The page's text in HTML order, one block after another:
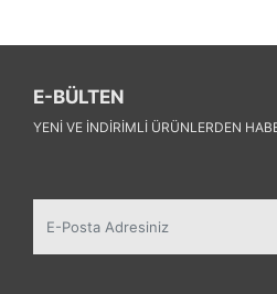
E-BÜLTEN
YENI VE INDIRIMLI ÜRÜNLERDEN